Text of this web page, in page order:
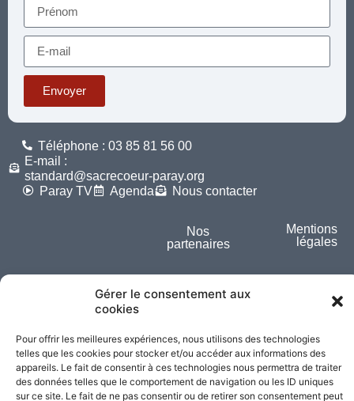
Gérer le consentement aux
cookies
Pour offrir les meilleures expériences, nous utilisons des technologies
telles que les cookies pour stocker et/ou accéder aux informations des
appareils. Le fait de consentir à ces technologies nous permettra de traiter
des données telles que le comportement de navigation ou les ID uniques
sur ce site. Le fait de ne pas consentir ou de retirer son consentement peut
Envoyer
Téléphone : 03 85 81 56 00
E-mail :
standard@sacrecoeur-paray.org
Paray TV
Agenda Nous contacter
Nos
partenaires
Mentions
légales
Partagez cette page